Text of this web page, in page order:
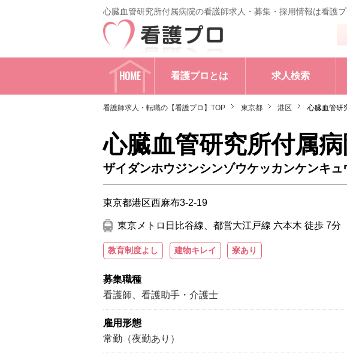
心臓血管研究所付属病院の看護師求人・募集・採用情報は看護
HOME 看護プロとは 求人検索
看護師求人・転職の【看護プロ】TOP 東京都 港区 心臓血管研
心臓血管研究所付属
ザイダンホウジンシンゾウケッカンケンキ
東京都港区西麻布3-2-19
東京メトロ日比谷線、都営大江戸線 六本木 徒歩 7分
教育制度よし 建物キレイ 寮あり
募集職種
看護師
看護助手・介護士
雇用形態
常勤（夜勤あり）